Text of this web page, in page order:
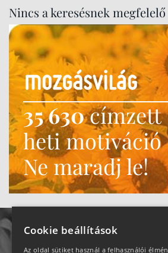
Nincs a keresésnek
35 630címzett
heti motiváció
Ne maradj le!
Cookie beállítások
Az oldal sütiket használ a felhasználói